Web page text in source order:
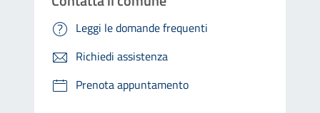
Leggi le domande frequenti
Richiedi assistenza
Prenota appuntamento